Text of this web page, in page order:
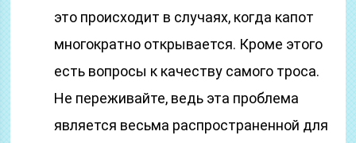
это происходит в случаях, когда капот
многократно открывается. Кроме этого
есть вопросы к качеству самого троса.
Не переживайте, ведь эта проблема
является весьма распространенной для